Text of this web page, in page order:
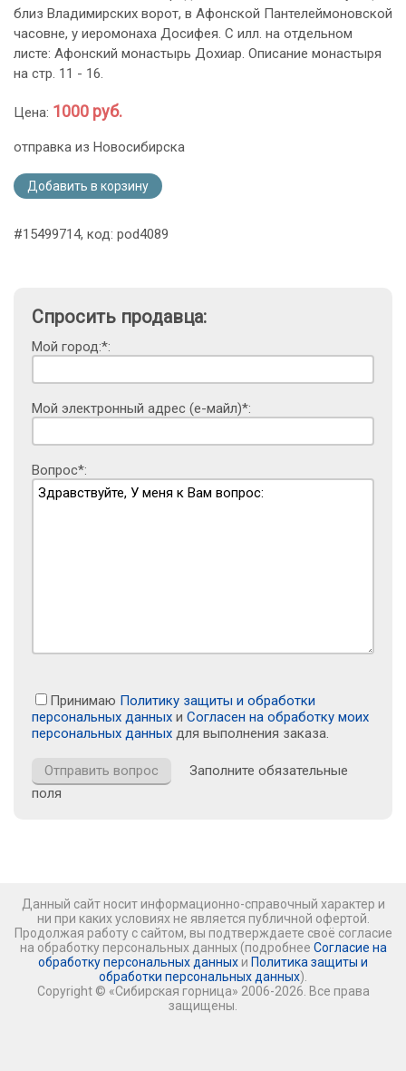
близ Владимирских ворот, в Афонской Пантелеймоновской
часовне, у иеромонаха Досифея. С илл. на отдельном
листе: Афонский монастырь Дохиар. Описание монастыря
на стр. 11 - 16.
Цена: 1000 руб.
отправка из Новосибирска
Добавить в корзину
#15499714, код: pod4089
Спросить продавца:
Мой город:*:
Мой электронный адрес (е-майл)*:
Вопрос*:
Принимаю Политику защиты и обработки
персональных данных и Согласен на обработку моих
персональных данных для выполнения заказа.
Заполните обязательные
поля
Данный сайт носит информационно-справочный характер и
ни при каких условиях не является публичной офертой.
Продолжая работу с сайтом, вы подтверждаете своё согласие
на обработку персональных данных (подробнее Согласие на
обработку персональных данных и Политика защиты и
обработки персональных данных).
Copyright © «Сибирская горница» 2006-2026. Все права
защищены.